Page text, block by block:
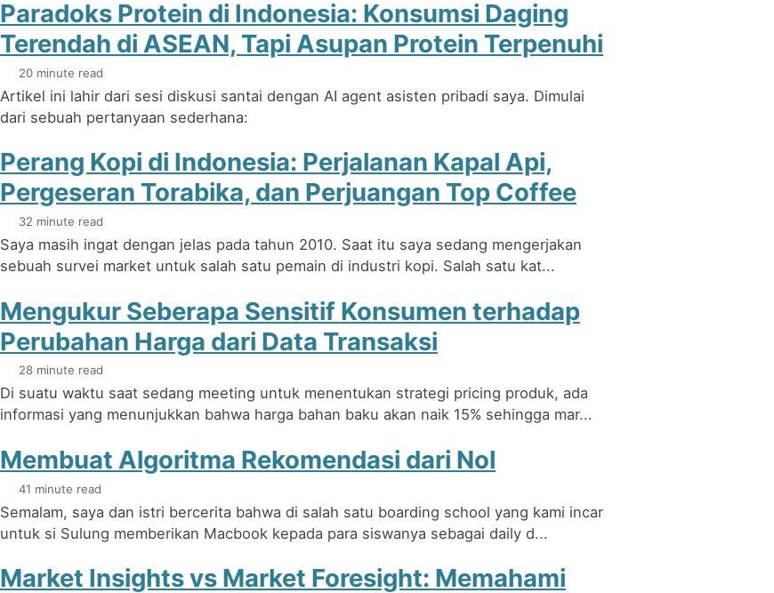
Paradoks Protein di Indonesia: Konsumsi Daging
Terendah di ASEAN, Tapi Asupan Protein Terpenuhi
20 minute read
Artikel ini lahir dari sesi diskusi santai dengan AI agent asisten pribadi saya. Dimulai
dari sebuah pertanyaan sederhana:
Perang Kopi di Indonesia: Perjalanan Kapal Api,
Pergeseran Torabika, dan Perjuangan Top Coffee
32 minute read
Saya masih ingat dengan jelas pada tahun 2010. Saat itu saya sedang mengerjakan
sebuah survei market untuk salah satu pemain di industri kopi. Salah satu kat...
Mengukur Seberapa Sensitif Konsumen terhadap
Perubahan Harga dari Data Transaksi
28 minute read
Di suatu waktu saat sedang meeting untuk menentukan strategi pricing produk, ada
informasi yang menunjukkan bahwa harga bahan baku akan naik 15% sehingga mar...
Membuat Algoritma Rekomendasi dari Nol
41 minute read
Semalam, saya dan istri bercerita bahwa di salah satu boarding school yang kami incar
untuk si Sulung memberikan Macbook kepada para siswanya sebagai daily d...
Market Insights vs Market Foresight: Memahami